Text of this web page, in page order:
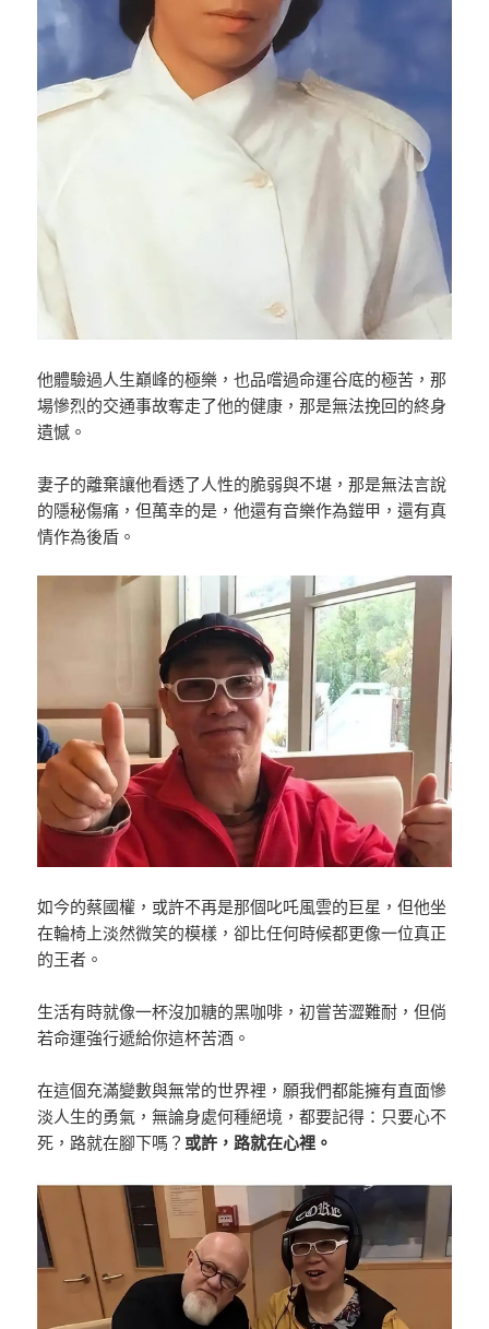
他體驗過人生巔峰的極樂，也品嚐過命運谷底的極苦，那
場慘烈的交通事故奪走了他的健康，那是無法挽回的終身
遺憾。
妻子的離棄讓他看透了人性的脆弱與不堪，那是無法言說
的隱秘傷痛，但萬幸的是，他還有音樂作為鎧甲，還有真
情作為後盾。
如今的蔡國權，或許不再是那個叱吒風雲的巨星，但他坐
在輪椅上淡然微笑的模樣，卻比任何時候都更像一位真正
的王者。
生活有時就像一杯沒加糖的黑咖啡，初嘗苦澀難耐，但倘
若命運強行遞給你這杯苦酒。
在這個充滿變數與無常的世界裡，願我們都能擁有直面慘
淡人生的勇氣，無論身處何種絕境，都要記得：只要心不
死，路就在腳下嗎？ 或許，路就在心裡。